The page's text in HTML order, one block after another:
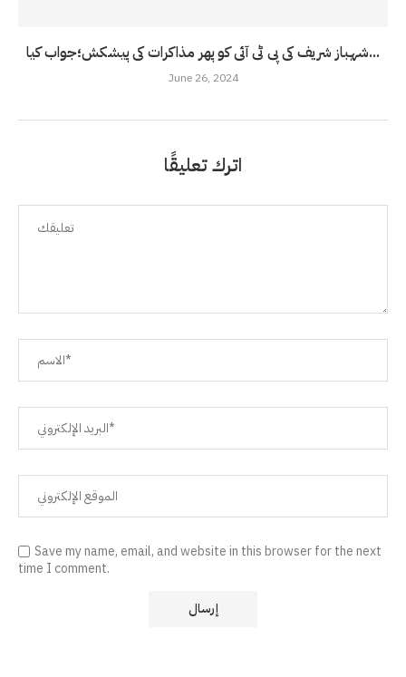
شہباز شریف کی پی ٹی آئی کو پھر مذاکرات کی پیشکش؛جواب کیا...
June 26, 2024
اترك تعليقًا
Save my name, email, and website in this browser for the next
time I comment.